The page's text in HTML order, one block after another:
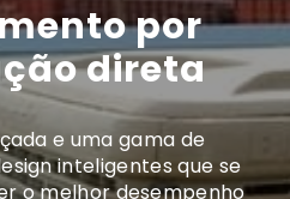
por
direta
e uma gama de
inteligentes que se
o melhor desempenho